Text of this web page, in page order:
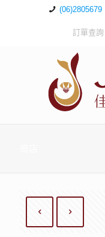
(06)2805679
訂單查詢